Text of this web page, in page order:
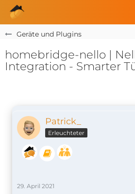
Geräte und Plugins
homebridge-nello |
Integration - Smarter
Patrick_
Erleuchteter
29. April 2021